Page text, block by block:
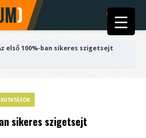
első 100%-ban sikeres szigetsejt
KUTATÁSOK
sikeres szigetsejt